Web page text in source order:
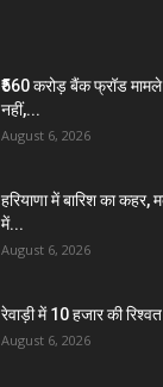
₹560 करोड़ बैंक फ्रॉड
नहीं,...
August 6, 2026
हरियाणा में बारिश का
में...
August 6, 2026
रेवाड़ी में 10 हजार की
August 6, 2026